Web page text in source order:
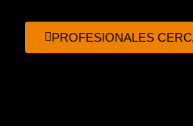
PROFESIONALES